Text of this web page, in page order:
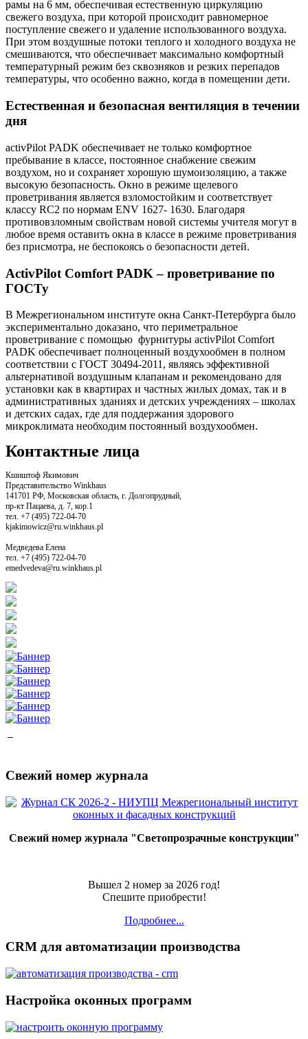
рамы на 6 мм, обеспечивая естественную циркуляцию
свежего воздуха, при которой происходит равномерное
поступление свежего и удаление использованного воздуха.
При этом воздушные потоки теплого и холодного воздуха не
смешиваются, что обеспечивает максимально комфортный
температурный режим без сквозняков и резких перепадов
температуры, что особенно важно, когда в помещении дети.
Eстественная и безопасная вентиляция в течении
дня
activPilot PADK обеспечивает не только комфортное
пребывание в классе, постоянное снабжение свежим
воздухом, но и сохраняет хорошую шумоизоляцию, а также
высокую безопасность. Окно в режиме щелевого
проветривания является взломостойким и соответствует
классу RC2 по нормам ENV 1627- 1630. Благодаря
противовзломным свойствам новой системы учителя могут в
любое время оставить окна в классе в режиме проветривания
без присмотра, не беспокоясь о безопасности детей.
ActivPilot Comfort PADK – проветривание по
ГОСТу
В Межрегиональном институте окна Санкт-Петербурга было
экспериментально доказано, что периметральное
проветривание с помощью фурнитуры activPilot Comfort
PADK обеспечивает полноценный воздухообмен в полном
соответствии с ГОСТ 30494-2011, являясь эффективной
альтернативой воздушным клапанам и рекомендовано для
установки как в квартирах и частных жилых домах, так и в
административных зданиях и детских учреждениях – школах
и детских садах, где для поддержания здорового
микроклимата необходим постоянный воздухообмен.
Контактные лица
Кшиштоф Якимович
Представительство Winkhaus
141701 РФ, Московская область, г. Долгопрудный,
пр-кт Пацаева, д. 7, кор.1
тел. +7 (495) 722-04-70
kjakimowicz@ru.winkhaus.pl
Медведева Елена
тел. +7 (495) 722-04-70
emedvedeva@ru.winkhaus.pl
Свежий номер журнала
Свежий номер журнала "Светопрозрачные конструкции"
Вышел 2 номер за 2026 год!
Спешите приобрести!
Подробнее...
CRM для автоматизации производства
Настройка оконных программ